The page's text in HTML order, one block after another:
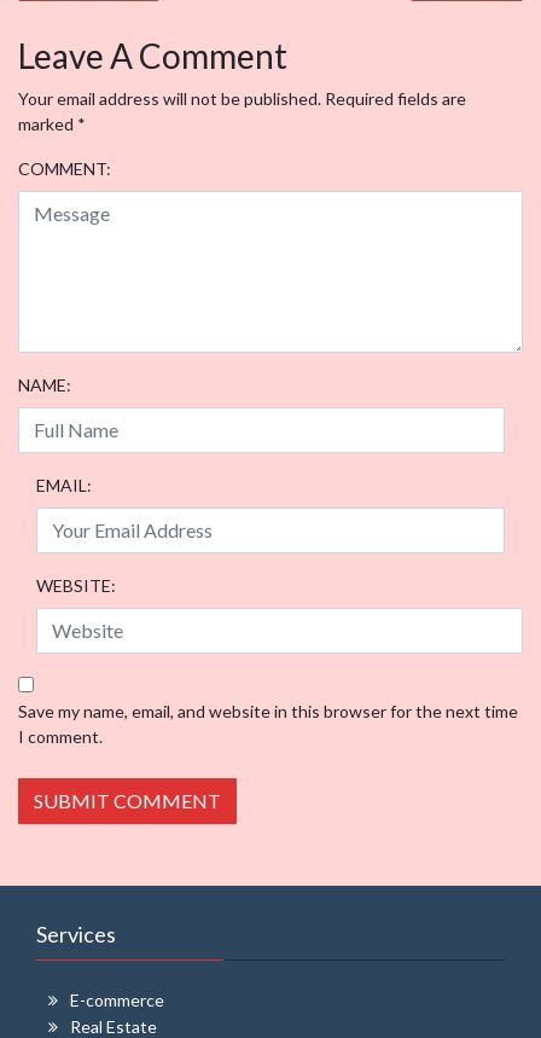
Leave A Comment
Your email address will not be published. Required fields are
marked *
COMMENT:
NAME:
EMAIL:
WEBSITE:
Save my name, email, and website in this browser for the next time
I comment.
Services
E-commerce
Real Estate